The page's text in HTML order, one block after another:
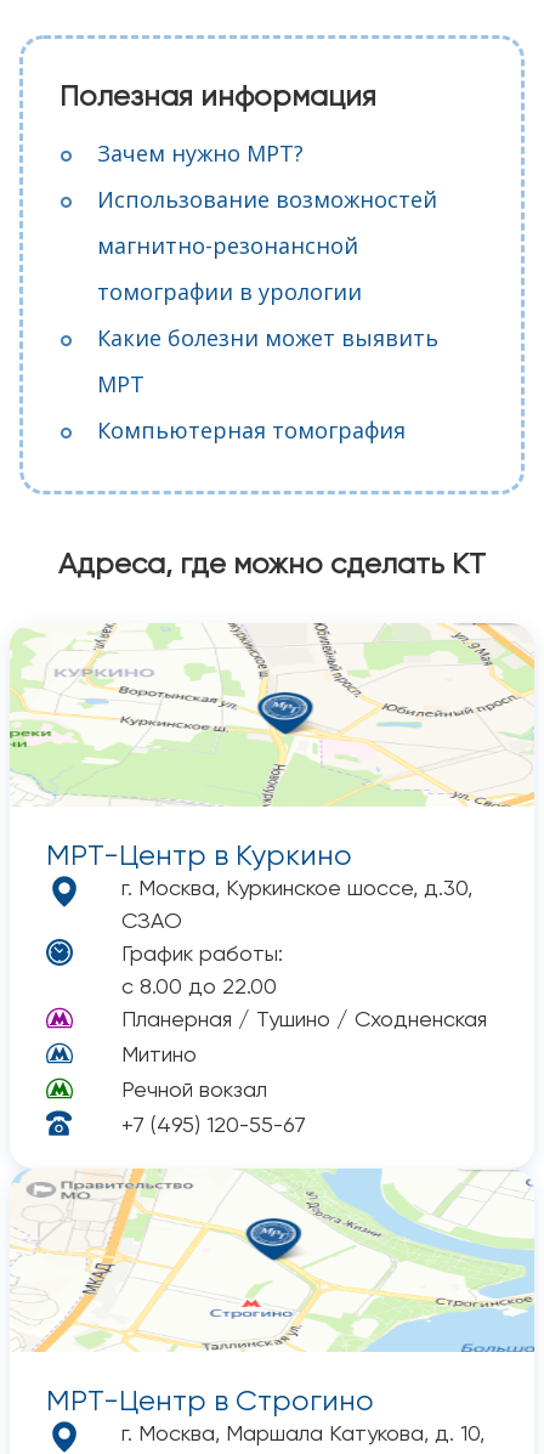
Полезная информация
Зачем нужно МРТ?
Использование возможностей
магнитно-резонансной
томографии в урологии
Какие болезни может выявить
МРТ
Компьютерная томография
Адреса, где можно сделать КТ
МРТ-Центр в Куркино
г. Москва, Куркинское шоссе, д.30,
СЗАО
График работы:
с 8.00 до 22.00
Планерная / Тушино / Сходненская
Митино
Речной вокзал
+7 (495) 120-55-67
МРТ-Центр в Строгино
г. Москва, Маршала Катукова, д. 10,